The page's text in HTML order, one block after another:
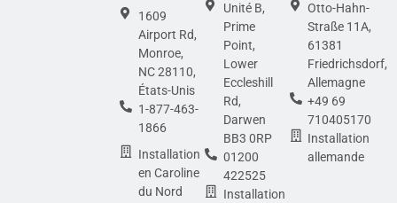
1609
Airport Rd,
Monroe,
NC 28110,
États-Unis
1-877-463-
1866
Installation
en Caroline
du Nord
Unité B,
Prime
Point,
Lower
Eccleshill
Rd,
Darwen
BB3 0RP
01200
422525
Installation
Otto-Hahn-
Straße 11A,
61381
Friedrichsdorf,
Allemagne
+49 69
710405170
Installation
allemande